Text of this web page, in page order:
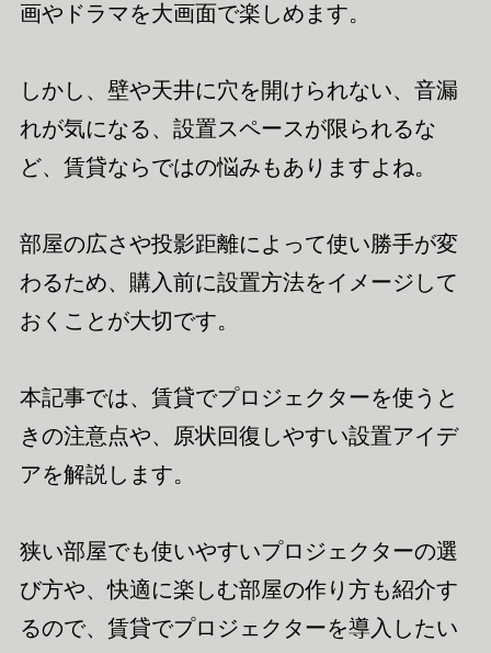
画やドラマを大画面で楽しめます。
しかし、壁や天井に穴を開けられない、音漏
れが気になる、設置スペースが限られるな
ど、賃貸ならではの悩みもありますよね。
部屋の広さや投影距離によって使い勝手が変
わるため、購入前に設置方法をイメージして
おくことが大切です。
本記事では、賃貸でプロジェクターを使うと
きの注意点や、原状回復しやすい設置アイデ
アを解説します。
狭い部屋でも使いやすいプロジェクターの選
び方や、快適に楽しむ部屋の作り方も紹介す
るので、賃貸でプロジェクターを導入したい